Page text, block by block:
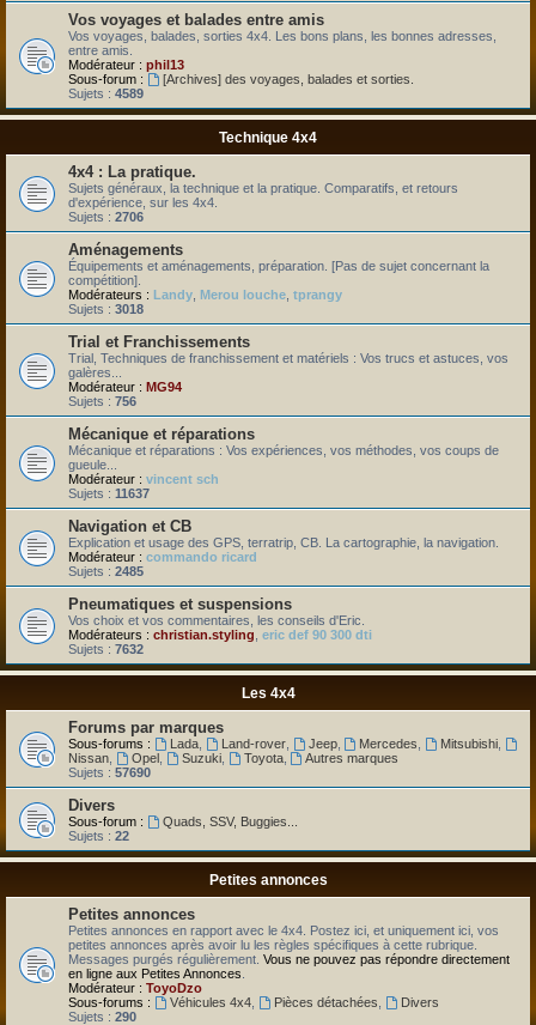
Vos voyages et balades entre amis
Vos voyages, balades, sorties 4x4. Les bons plans, les bonnes adresses,
entre amis.
Modérateur : phil13
Sous-forum :
[Archives] des voyages, balades et sorties.
Sujets : 4589
Technique 4x4
4x4 : La pratique.
Sujets généraux, la technique et la pratique. Comparatifs, et retours
d'expérience, sur les 4x4.
Sujets : 2706
Aménagements
Équipements et aménagements, préparation. [Pas de sujet concernant la
compétition].
Modérateurs : Landy Merou louche tprangy
Sujets : 3018
Trial et Franchissements
Trial, Techniques de franchissement et matériels : Vos trucs et astuces, vos
galères...
Modérateur : MG94
Sujets : 756
Mécanique et réparations
Mécanique et réparations : Vos expériences, vos méthodes, vos coups de
gueule...
Modérateur : vincent sch
Sujets : 11637
Navigation et CB
Explication et usage des GPS, terratrip, CB. La cartographie, la navigation.
Modérateur : commando ricard
Sujets : 2485
Pneumatiques et suspensions
Vos choix et vos commentaires, les conseils d'Eric.
Modérateurs : christian.styling eric def 90 300 dti
Sujets : 7632
Les 4x4
Forums par marques
Sous-forums : Lada, Land-rover, Jeep, Mercedes Mitsubishi
Nissan
Opel, Suzuki, Toyota,
Autres marques
Sujets : 57690
Divers
Sous-forum :
Quads, SSV, Buggies...
Sujets : 22
Petites annonces
Petites annonces
Petites annonces en rapport avec le 4x4. Postez ici, et uniquement ici, vos
petites annonces après avoir lu les règles spécifiques à cette rubrique.
Messages purgés régulièrement. Vous ne pouvez pas répondre directement
en ligne aux Petites Annonces
Modérateur : ToyoDzo
Sous-forums :
Véhicules 4x4, Pièces détachées
Divers
Sujets : 290